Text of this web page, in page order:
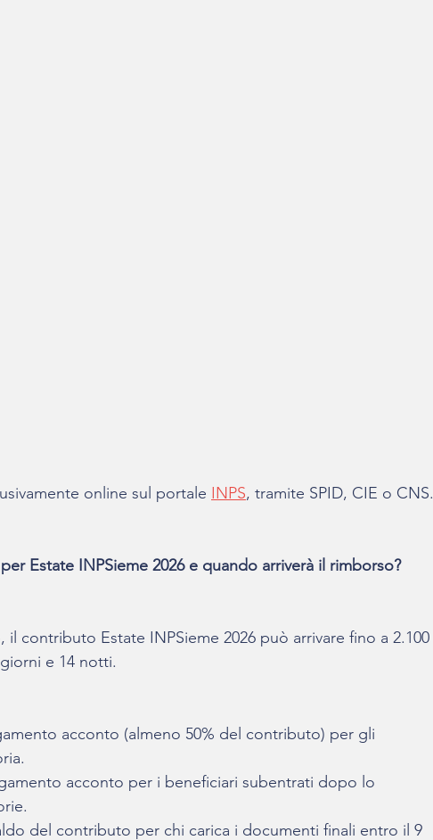
online sul portale INPS, tramite SPID, CIE o CNS.
Estate INPSieme 2026 e quando arriverà il rimborso?
il contributo Estate INPSieme 2026 può arrivare fino a 2.100
e 14 notti.
acconto (almeno 50% del contributo) per gli
acconto per i beneficiari subentrati dopo lo
del contributo per chi carica i documenti finali entro il 9